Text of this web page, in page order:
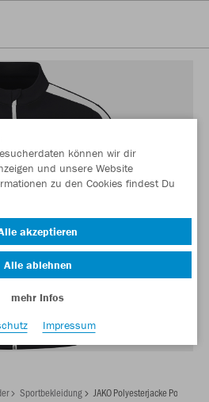
Sportbekleidung JAKO Polyesterjacke Power
können wir dir
und unsere Website
zu den Cookies findest Du
akzeptieren
Alle ablehnen
mehr Infos
Impressum